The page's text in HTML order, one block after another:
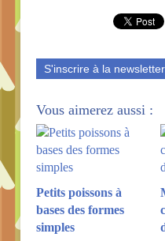
S'inscrire à la newsletter
Vous aimerez aussi :
Petits poissons à
bases des formes
simples